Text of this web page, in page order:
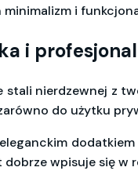
i
i
stali nierdzewnej z
do użytku
dobrze wpisuje się w